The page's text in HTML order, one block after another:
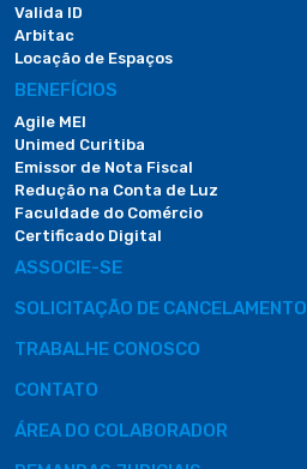
Valida ID
Arbitac
Locação de Espaços
BENEFÍCIOS
Agile MEI
Unimed Curitiba
Emissor de Nota Fiscal
Redução na Conta de Luz
Faculdade do Comércio
Certificado Digital
ASSOCIE-SE
SOLICITAÇÃO DE CANCELAMENTO
TRABALHE CONOSCO
CONTATO
ÁREA DO COLABORADOR